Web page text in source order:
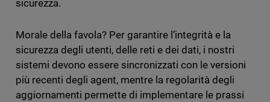
sicurezza.
Morale della favola? Per garantire l’integrità e la
sicurezza degli utenti, delle reti e dei dati, i nostri
sistemi devono essere sincronizzati con le versioni
più recenti degli agent, mentre la regolarità degli
aggiornamenti permette di implementare le prassi